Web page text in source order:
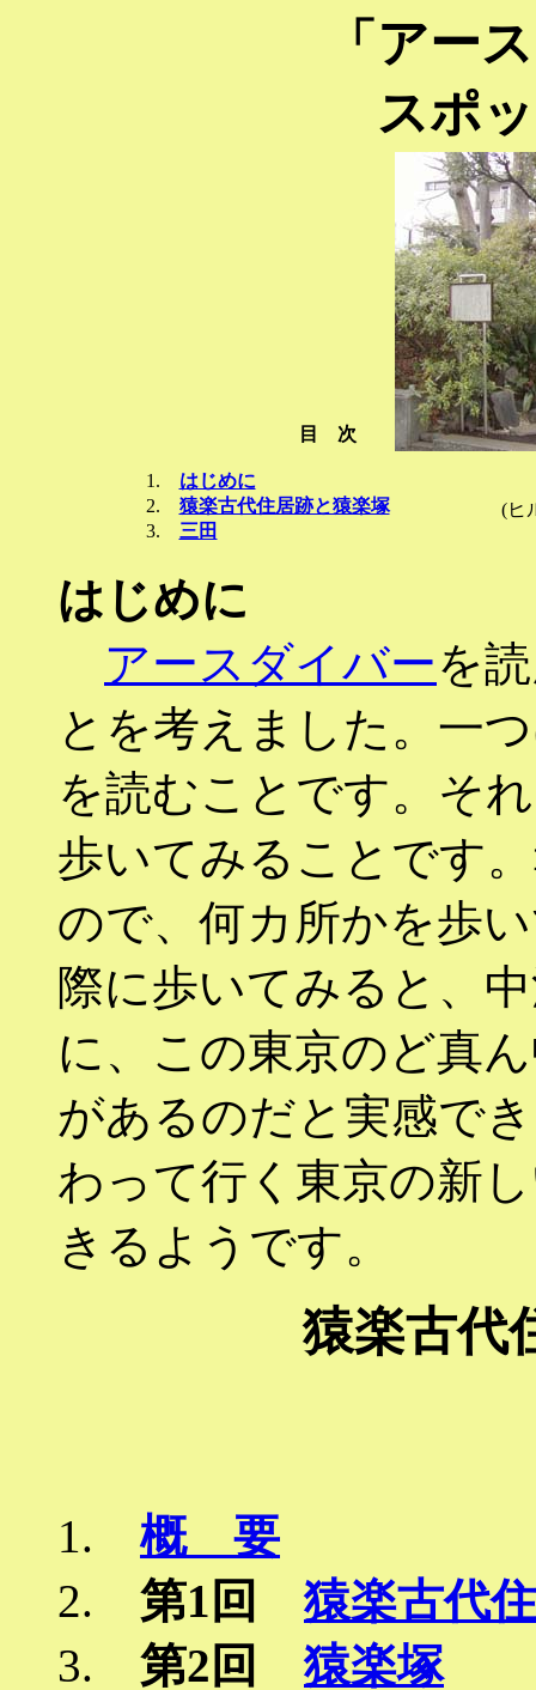
「アー
スポ
目 次
1. はじめに
2. 猿楽古代住居跡と猿楽塚
3. 三田
(ヒ
はじめに
アースダイバーを
とを考えました。一
を読むことです。そ
歩いてみることです
ので、何カ所かを歩
際に歩いてみると、
に、この東京のど真
があるのだと実感で
わって行く東京の新
きるようです。
猿楽古代
1. 概 要
2. 第1回
猿楽古代
3. 第2回
猿楽塚